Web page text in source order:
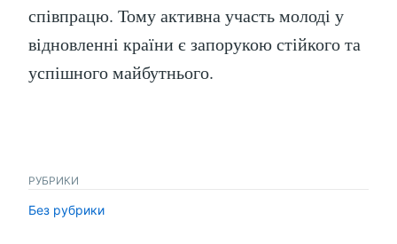
співпрацю. Тому активна участь молоді у
відновленні країни є запорукою стійкого та
успішного майбутнього.
РУБРИКИ
Без рубрики